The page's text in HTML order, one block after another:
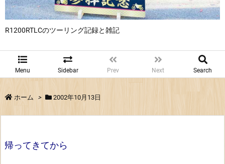
R1200RTLCのツーリング記録と雑記
Menu Sidebar Prev Next Search
ホーム > 2002年10月13日
帰ってきてから